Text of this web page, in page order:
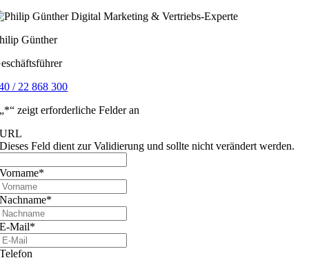
Günther
/ 22 868 300
„*“ zeigt erforderliche Felder an
URL
Dieses Feld dient zur Validierung und sollte nicht verändert werden.
Vorname*
Nachname*
E-Mail*
Telefon